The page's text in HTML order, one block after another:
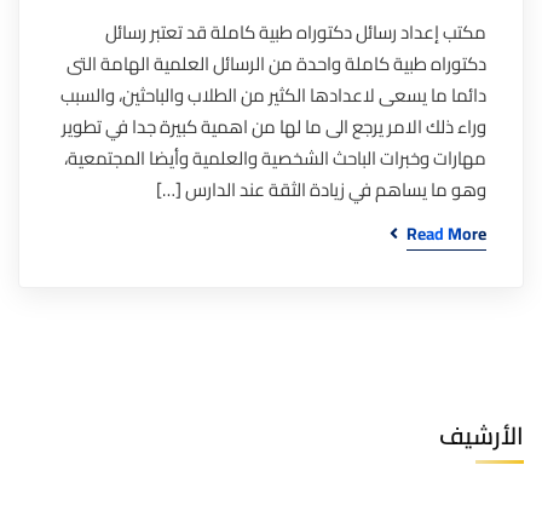
مكتب إعداد رسائل دكتوراه طبية كاملة قد تعتبر رسائل
دكتوراه طبية كاملة واحدة من الرسائل العلمية الهامة التى
دائما ما يسعى لاعدادها الكثير من الطلاب والباحثين، والسبب
وراء ذلك الامر يرجع الى ما لها من اهمية كبيرة جدا في تطوير
مهارات وخبرات الباحث الشخصية والعلمية وأيضا المجتمعية،
وهو ما يساهم في زيادة الثقة عند الدارس […]
Read More
الأرشيف